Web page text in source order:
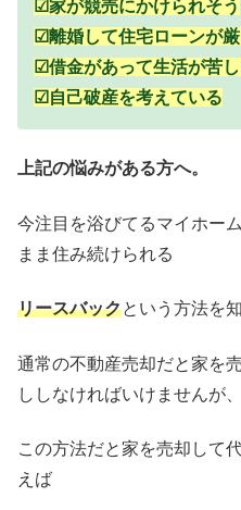
☑家が競売にかけられそう
☑離婚して住宅ローンが
☑借金があって生活が苦
☑自己破産を考えている
上記の悩みがある方へ。
今注目を浴びてるマイホー
まま住み続けられる
リースバックという方法を
通常の不動産売却だと家を
ししなければいけませんが、
この方法だと家を売却して
えば